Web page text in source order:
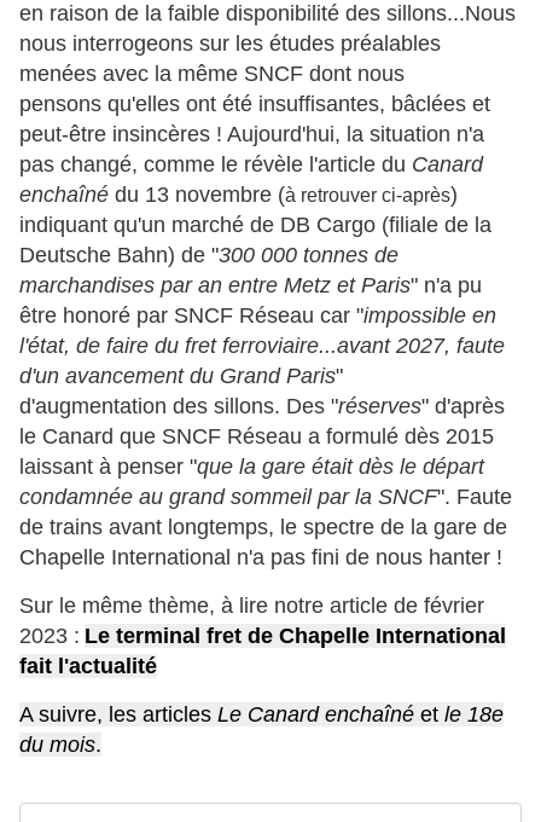
en raison de la faible disponibilité des sillons...Nous
nous interrogeons sur les études préalables
menées avec la même SNCF dont nous
pensons qu'elles ont été insuffisantes, bâclées et
peut-être insincères ! Aujourd'hui, la situation n'a
pas changé, comme le révèle l'article du Canard
enchaîné du 13 novembre (à retrouver ci-après)
indiquant qu'un marché de DB Cargo (filiale de la
Deutsche Bahn) de "300 000 tonnes de
marchandises par an entre Metz et Paris" n'a pu
être honoré par SNCF Réseau car "impossible en
l'état, de faire du fret ferroviaire...avant 2027, faute
d'un avancement du Grand Paris"
d'augmentation des sillons. Des "réserves" d'après
le Canard que SNCF Réseau a formulé dès 2015
laissant à penser "que la gare était dès le départ
condamnée au grand sommeil par la SNCF". Faute
de trains avant longtemps, le spectre de la gare de
Chapelle International n'a pas fini de nous hanter !
Sur le même thème, à lire notre article de février
2023 : Le terminal fret de Chapelle International
fait l'actualité
A suivre, les articles Le Canard enchaîné et le 18e
du mois.